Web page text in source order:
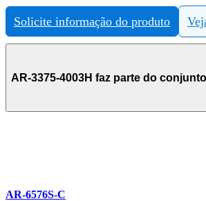
Solicite informação do produto
AR-3375-4003H faz parte do
AR-6576S-C